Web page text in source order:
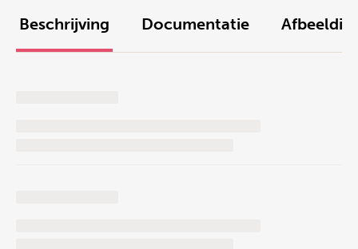
Beschrijving Documentatie